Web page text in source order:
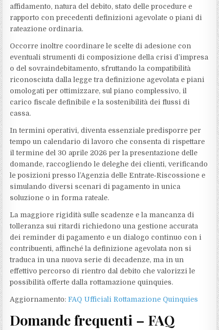
affidamento, natura del debito, stato delle procedure e
rapporto con precedenti definizioni agevolate o piani di
rateazione ordinaria.
Occorre inoltre coordinare le scelte di adesione con
eventuali strumenti di composizione della crisi d’impresa
o del sovraindebitamento, sfruttando la compatibilità
riconosciuta dalla legge tra definizione agevolata e piani
omologati per ottimizzare, sul piano complessivo, il
carico fiscale definibile e la sostenibilità dei flussi di
cassa.
In termini operativi, diventa essenziale predisporre per
tempo un calendario di lavoro che consenta di rispettare
il termine del 30 aprile 2026 per la presentazione delle
domande, raccogliendo le deleghe dei clienti, verificando
le posizioni presso l’Agenzia delle Entrate‑Riscossione e
simulando diversi scenari di pagamento in unica
soluzione o in forma rateale.
La maggiore rigidità sulle scadenze e la mancanza di
tolleranza sui ritardi richiedono una gestione accurata
dei reminder di pagamento e un dialogo continuo con i
contribuenti, affinché la definizione agevolata non si
traduca in una nuova serie di decadenze, ma in un
effettivo percorso di rientro dal debito che valorizzi le
possibilità offerte dalla rottamazione quinquies.
Aggiornamento:FAQ Ufficiali Rottamazione Quinquies
Domande frequenti – FAQ